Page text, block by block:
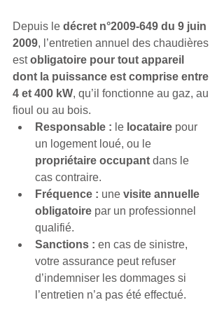
Depuis le décret n°2009-649 du 9 juin
2009, l’entretien annuel des chaudières
est obligatoire pour tout appareil
dont la puissance est comprise entre
4 et 400 kW, qu’il fonctionne au gaz, au
fioul ou au bois.
Responsable : le locataire pour
un logement loué, ou le
propriétaire occupant dans le
cas contraire.
Fréquence : une visite annuelle
obligatoire par un professionnel
qualifié.
Sanctions : en cas de sinistre,
votre assurance peut refuser
d’indemniser les dommages si
l’entretien n’a pas été effectué.